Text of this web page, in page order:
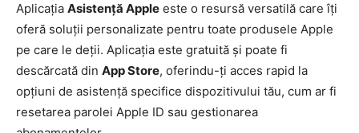
Aplicația Asistență Apple este o resursă versatilă care îți
oferă soluții personalizate pentru toate produsele Apple
pe care le deții. Aplicația este gratuită și poate fi
descărcată din App Store, oferindu-ți acces rapid la
opțiuni de asistență specifice dispozitivului tău, cum ar fi
resetarea parolei Apple ID sau gestionarea